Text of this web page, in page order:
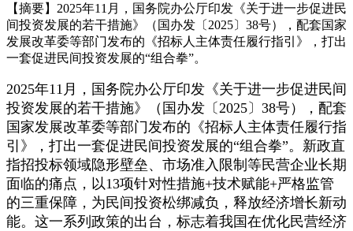
【摘要】2025年11月，国务院办公厅印发《关于进一步促进民
间投资发展的若干措施》（国办发〔2025〕38号），配套国家
发展改革委等部门发布的《招标人主体责任履行指引》，打出
一套促进民间投资发展的“组合拳”。
2025年11月，国务院办公厅印发《关于进一步促进民间
投资发展的若干措施》（国办发〔2025〕38号），配套
国家发展改革委等部门发布的《招标人主体责任履行指
引》，打出一套促进民间投资发展的“组合拳”。新政直
指招投标领域隐形壁垒、市场准入限制等民营企业长期
面临的痛点，以13项针对性措施+技术赋能+严格监管
的三重保障，为民间投资松绑减负，释放经济增长新动
能。这一系列政策的出台，标志着我国在优化民营经济